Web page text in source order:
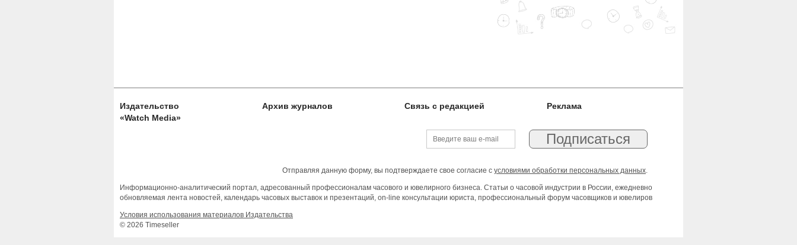
Издательство
«Watch Media»
Архив журналов Связь с редакцией Реклама
Отправляя данную форму, вы подтверждаете свое согласие с условиями обработки персональных данных.
Информационно-аналитический портал, адресованный профессионалам часового и ювелирного бизнеса. Статьи о часовой индустрии в России, ежедневно
обновляемая лента новостей, календарь часовых выставок и презентаций, on-line консультации юриста, профессиональный форум часовщиков и ювелиров
Условия использования материалов Издательства
© 2026 Timeseller